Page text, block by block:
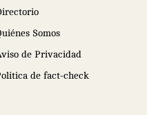
Somos
de Privacidad
de fact-check